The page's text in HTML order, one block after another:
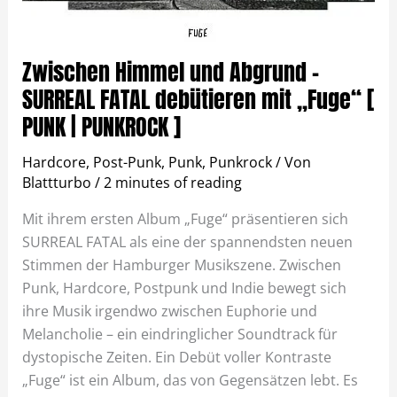
Zwischen Himmel und Abgrund –
SURREAL FATAL debütieren mit „Fuge“ [
PUNK | PUNKROCK ]
Hardcore, Post-Punk, Punk, Punkrock/ Von
Blattturbo /2 minutes of reading
Mit ihrem ersten Album „Fuge“ präsentieren sich
SURREAL FATAL als eine der spannendsten neuen
Stimmen der Hamburger Musikszene. Zwischen
Punk, Hardcore, Postpunk und Indie bewegt sich
ihre Musik irgendwo zwischen Euphorie und
Melancholie – ein eindringlicher Soundtrack für
dystopische Zeiten. Ein Debüt voller Kontraste
„Fuge“ ist ein Album, das von Gegensätzen lebt. Es